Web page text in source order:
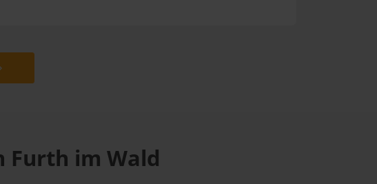
Furth im Wald